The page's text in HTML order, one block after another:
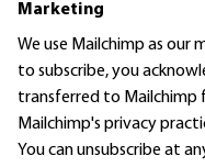
Marketing
We use Mailchimp as our
to subscribe, you
transferred to Mailchimp
Mailchimp's privacy
You can unsubscribe at